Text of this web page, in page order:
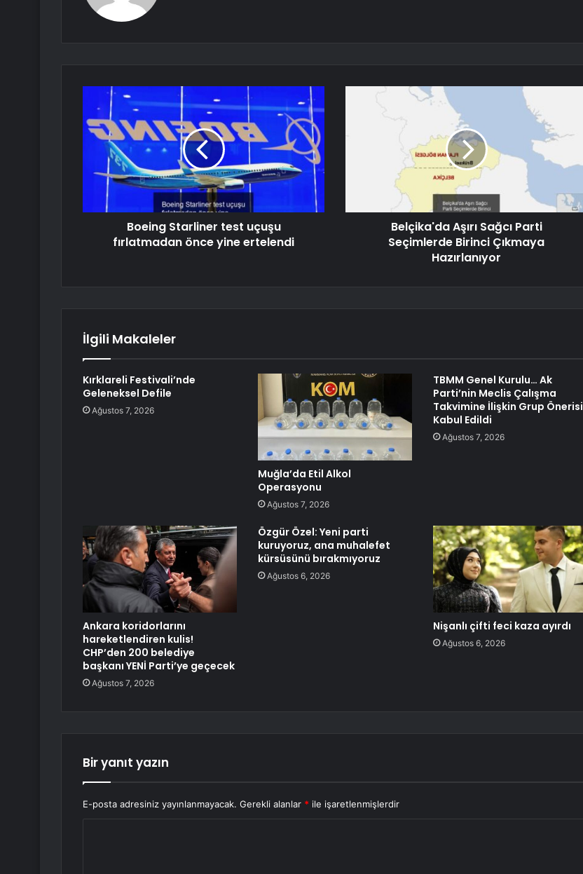
Boeing Starliner test uçuşu
fırlatmadan önce yine ertelendi
Belçika'da Aşırı Sağcı Parti
Seçimlerde Birinci Çıkmaya
Hazırlanıyor
İlgili Makaleler
Kırklareli Festivali’nde
Geleneksel Defile
Ağustos 7, 2026
Muğla’da Etil Alkol
Operasyonu
Ağustos 7, 2026
TBMM Genel Kurulu… Ak
Parti’nin Meclis Çalışma
Takvimine İlişkin Grup Önerisi
Kabul Edildi
Ağustos 7, 2026
Ankara koridorlarını
hareketlendiren kulis!
CHP’den 200 belediye
başkanı YENİ Parti’ye geçecek
Ağustos 7, 2026
Özgür Özel: Yeni parti
kuruyoruz, ana muhalefet
kürsüsünü bırakmıyoruz
Ağustos 6, 2026
Nişanlı çifti feci kaza ayırdı
Ağustos 6, 2026
Bir yanıt yazın
E-posta adresiniz yayınlanmayacak. Gerekli alanlar * ile işaretlenmişlerdir